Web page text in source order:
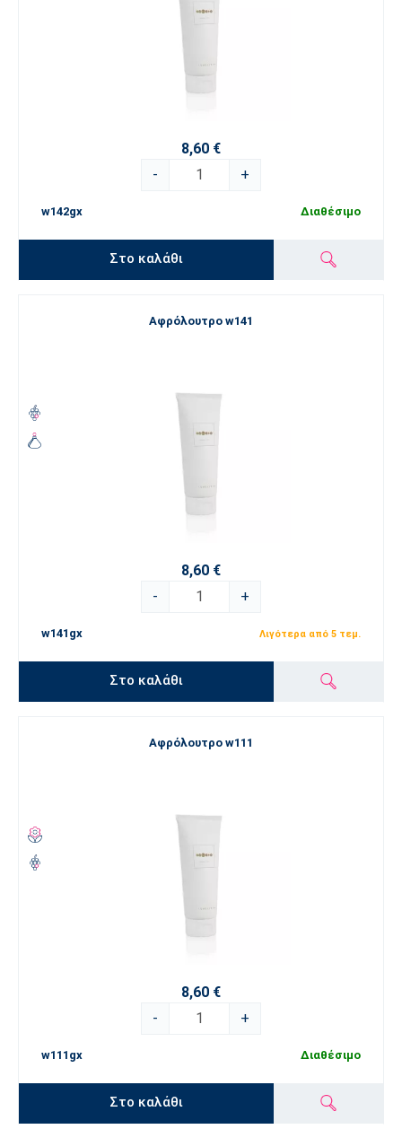
8,60 €
-
+
w142gx Διαθέσιμο
Στο καλάθι
Αφρόλουτρο w141
8,60 €
-
+
w141gx Λιγότερα από 5 τεμ.
Στο καλάθι
Αφρόλουτρο w111
8,60 €
-
+
w111gx Διαθέσιμο
Στο καλάθι